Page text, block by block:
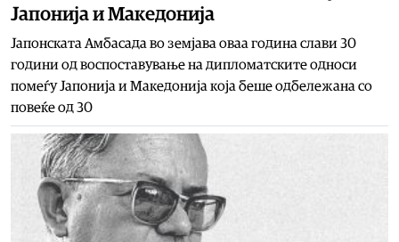
Јапонија и Македонија
Јапонската Амбасада во земјава оваа година слави 30
години од воспоставување на дипломатските односи
помеѓу Јапонија и Македонија која беше одбележана со
повеќе од 30